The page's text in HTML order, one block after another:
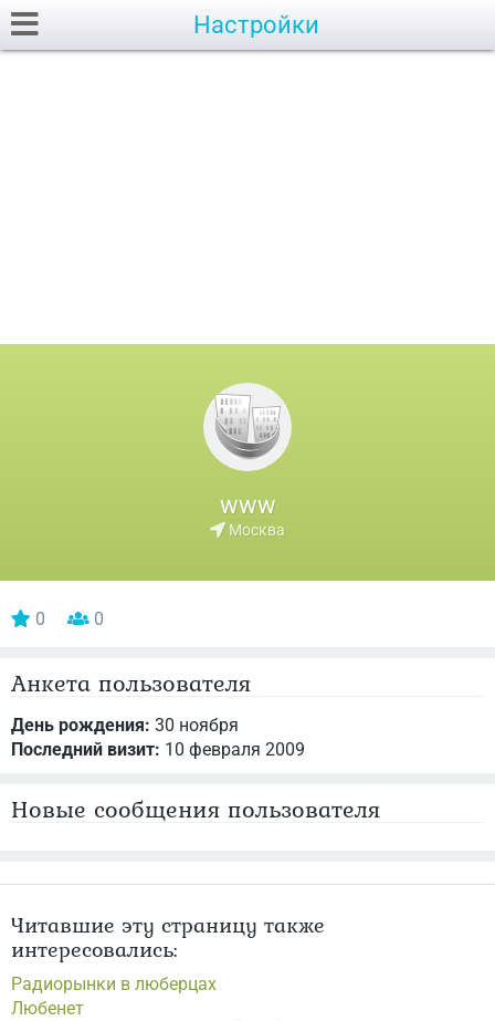
Настройки
www
Москва
0 0
Анкета пользователя
День рождения: 30 ноября
Последний визит: 10 февраля 2009
Новые сообщения пользователя
Читавшие эту страницу также
интересовались:
Радиорынки в люберцах
Любенет